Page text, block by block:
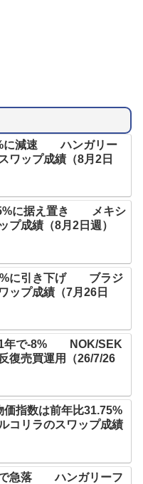
に減速 ハンガリー
ワップ成績（8月2日
に据え置き メキシ
プ成績（8月2日週）
に引き下げ ブラジ
ップ成績（7月26日
1年で-8% NOK/SEK
復売買運用（26/7/26
価指数は前年比31.75%
リラのスワップ成績
で急落 ハンガリーフ